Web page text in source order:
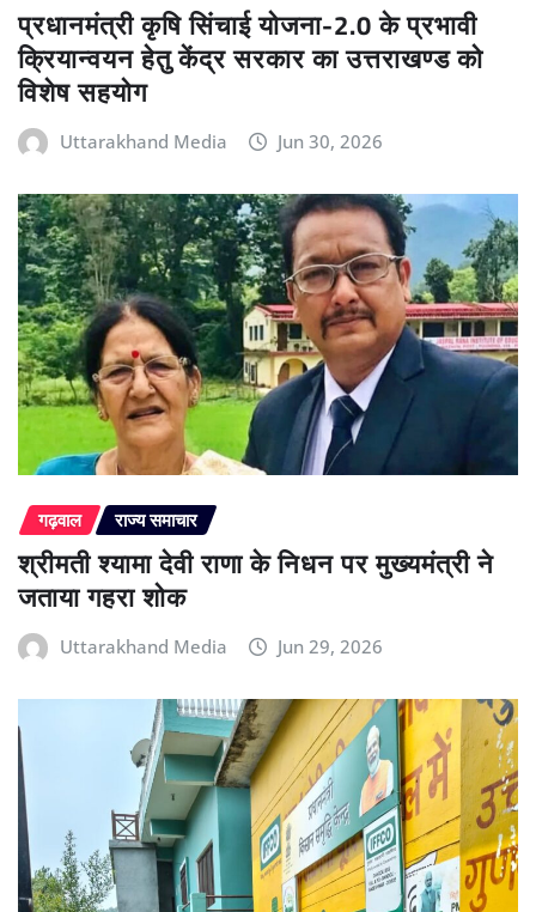
प्रधानमंत्री कृषि सिंचाई योजना-2.0 के प्रभावी
क्रियान्वयन हेतु केंद्र सरकार का उत्तराखण्ड को
विशेष सहयोग
Uttarakhand Media Jun 30, 2026
गढ़वाल राज्य समाचार
श्रीमती श्यामा देवी राणा के निधन पर मुख्यमंत्री ने
जताया गहरा शोक
Uttarakhand Media Jun 29, 2026